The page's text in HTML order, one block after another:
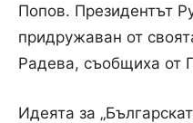
Попов. Президентът
придружаван от
Радева, съобщиха от
Идеята за